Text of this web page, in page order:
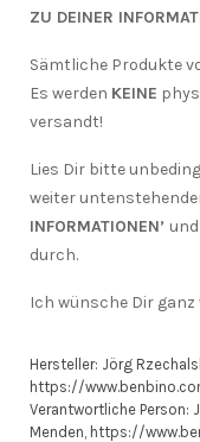
ZU DEINER
Sämtliche Produkte
Es werden KEINE
versandt!
Lies Dir bitte
weiter
INFORMATIONEN’ und
durch.
Ich wünsche Dir
Hersteller: Jörg
https://
Verantwortliche Person:
Menden, https://